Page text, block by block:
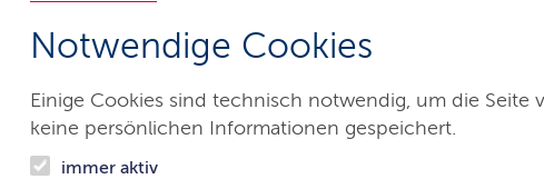
Notwendige Cookies
Einige Cookies sind technisch notwendig, um die Seite
keine persönlichen Informationen gespeichert.
immer aktiv
für Wirtschaft,
Technologie